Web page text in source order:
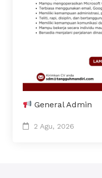
General Admin
2 Agu, 2026